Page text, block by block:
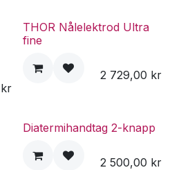
kr
THOR Nålelektrod Ultra
fine
2 729,00 kr
Diatermihandtag 2-knapp
2 500,00 kr